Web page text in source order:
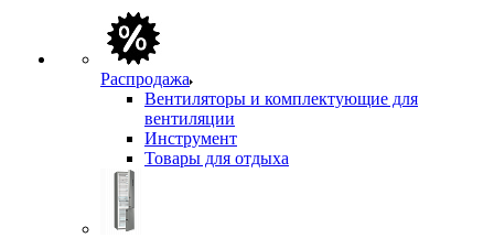
Распродажа
Вентиляторы и комплектующие для
вентиляции
Инструмент
Товары для отдыха